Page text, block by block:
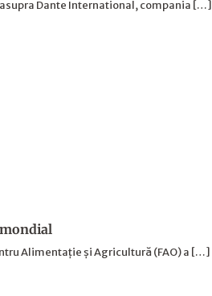
Dante International, compania […]
Alimentație și Agricultură (FAO) a […]